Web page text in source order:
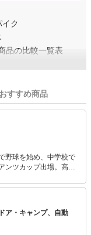
ク
品の比較一覧表
おすすめ商品
野球を始め、中学校で
ンツカップ出場。高校
は30歳を過
フライターとしてデ
オ番組まで持つように
モデルへのメイクも
ア・キャンプ、自動